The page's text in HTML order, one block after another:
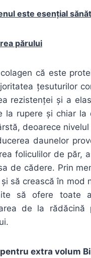
este esențial
părului
că este
țesuturilor
rezistenței și a
la rupere și chiar
deoarece
daunelor
foliculilor de păr,
de cădere. Prin
să crească în mod
să ofere toate
de la
extra volum